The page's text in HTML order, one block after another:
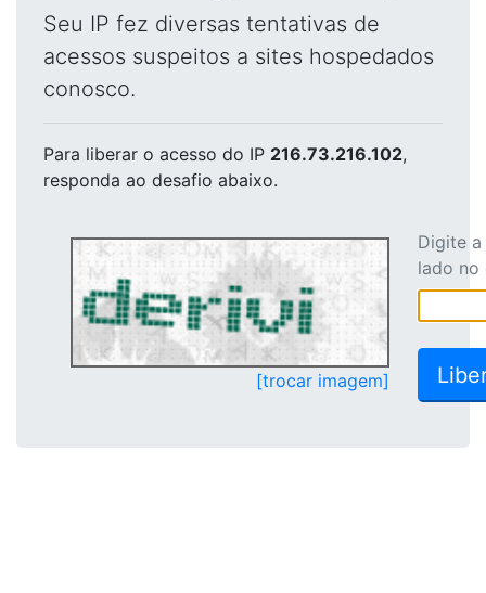
Seu IP fez diversas tentativas de
acessos suspeitos a sites hospedados
conosco.
Para liberar o acesso do IP 216.73.216.102,
responda ao desafio abaixo.
[trocar imagem]
Digite
lado no